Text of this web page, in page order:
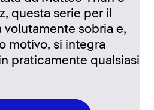
questa serie per il
volutamente sobria e,
motivo, si integra
praticamente qualsiasi